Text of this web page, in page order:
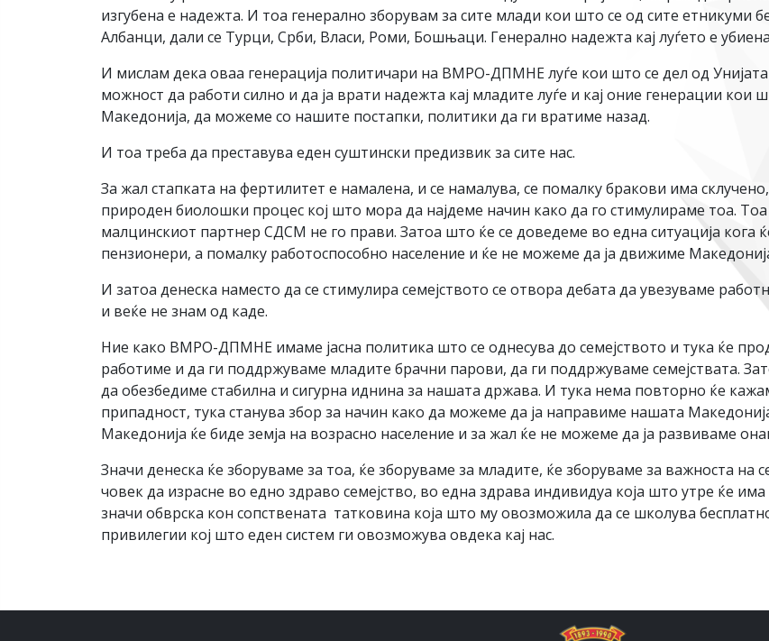
изгубена е надежта. И тоа генерално зборувам за сите млади кои што се од сите етникуми
Албанци, дали се Турци, Срби, Власи, Роми, Бошњаци. Генерално надежта кај луѓето е
И мислам дека оваа генерација политичари на ВМРО-ДПМНЕ луѓе кои што се дел од
можност да работи силно и да ја врати надежта кај младите луѓе и кај оние генерации кои
Македонија, да можеме со нашите постапки, политики да ги вратиме назад.
И тоа треба да преставува еден суштински предизвик за сите нас.
За жал стапката на фертилитет е намалена, и се намалува, се помалку бракови има
природен биолошки процес кој што мора да најдеме начин како да го стимулираме тоа.
малцинскиот партнер СДСМ не го прави. Затоа што ќе се доведеме во една ситуација кога
пензионери, а помалку работоспособно население и ќе не можеме да ја движиме
И затоа денеска наместо да се стимулира семејството се отвора дебата да увезуваме
и веќе не знам од каде.
Ние како ВМРО-ДПМНЕ имаме јасна политика што се однесува до семејството и тука ќе
работиме и да ги поддржуваме младите брачни парови, да ги поддржуваме семејствата.
да обезбедиме стабилна и сигурна иднина за нашата држава. И тука нема повторно ќе
припадност, тука станува збор за начин како да можеме да ја направиме нашата
Македонија ќе биде земја на возрасно население и за жал ќе не можеме да ја развиваме
Значи денеска ќе зборуваме за тоа, ќе зборуваме за младите, ќе зборуваме за важноста на
човек да израсне во едно здраво семејство, во една здрава индивидуа која што утре ќе
значи обврска кон сопствената татковина која што му овозможила да се школува
привилегии кој што еден систем ги овозможува овдека кај нас.